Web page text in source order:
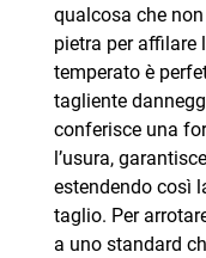
qualcosa che
pietra per affilare
temperato è
tagliente
conferisce una
l’usura,
estendendo così
taglio. Per
a uno standard